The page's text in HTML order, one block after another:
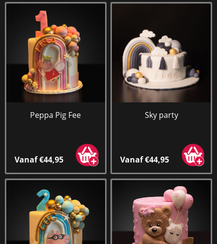
Peppa Pig Fee
Vanaf €44,95
Sky party
Vanaf €44,95